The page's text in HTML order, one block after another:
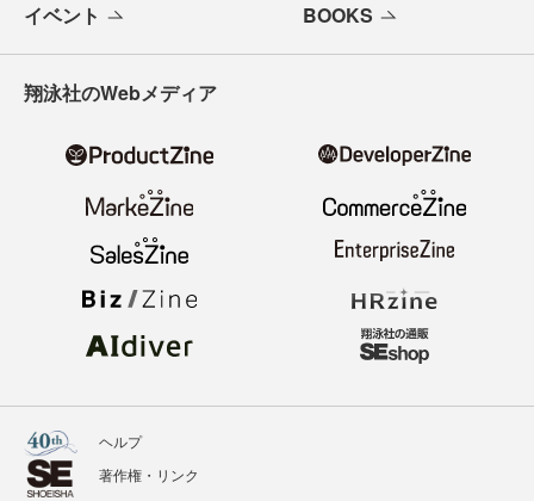
イベント BOOKS
翔泳社のWebメディア
ヘルプ
著作権・リンク